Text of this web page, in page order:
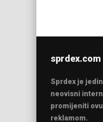
sprdex.com
Sprdex je
neovisni
promijeniti
reklamom.